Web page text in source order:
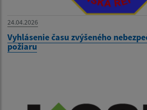
24.04.2026
Vyhlásenie času zvýšeného
požiaru